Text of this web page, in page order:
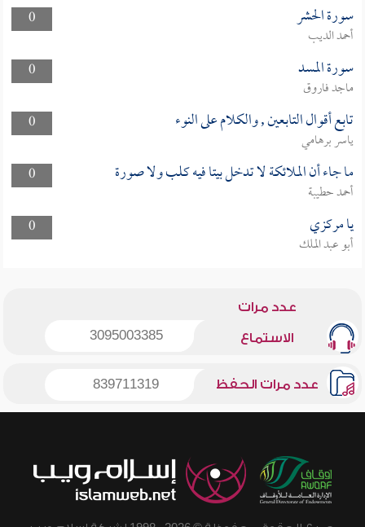
0 سورة الحشر
أحمد الديب
0
سورة المسد
ماجد فاروق
0
تابع أقوال التابعين , والكلام على النوء
ياسر برهامي
0
ما جاء أن الملائكة لا تدخل بيتا فيه كلب ولا صورة
أحمد حطيبة
0
يا مركزي
أبو عبد الملك
عدد مرات
الاستماع 3095003385
عدد مرات الحفظ 839711319